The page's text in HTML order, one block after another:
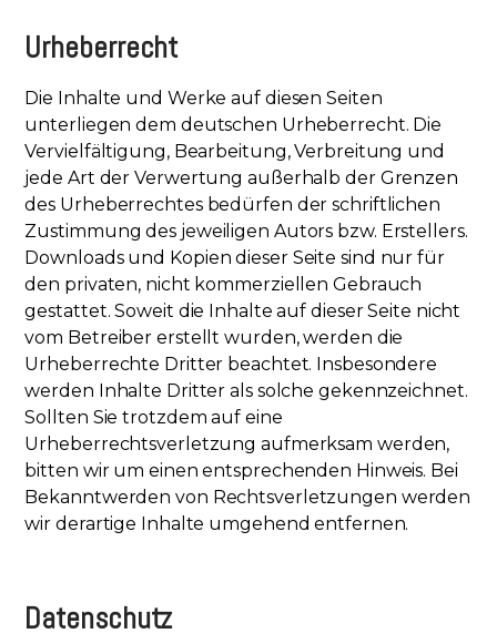
Urheberrecht
Die Inhalte und Werke auf diesen Seiten
unterliegen dem deutschen Urheberrecht. Die
Vervielfältigung, Bearbeitung, Verbreitung und
jede Art der Verwertung außerhalb der Grenzen
des Urheberrechtes bedürfen der schriftlichen
Zustimmung des jeweiligen Autors bzw. Erstellers.
Downloads und Kopien dieser Seite sind nur für
den privaten, nicht kommerziellen Gebrauch
gestattet. Soweit die Inhalte auf dieser Seite nicht
vom Betreiber erstellt wurden, werden die
Urheberrechte Dritter beachtet. Insbesondere
werden Inhalte Dritter als solche gekennzeichnet.
Sollten Sie trotzdem auf eine
Urheberrechtsverletzung aufmerksam werden,
bitten wir um einen entsprechenden Hinweis. Bei
Bekanntwerden von Rechtsverletzungen werden
wir derartige Inhalte umgehend entfernen.
Datenschutz